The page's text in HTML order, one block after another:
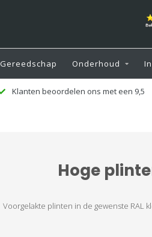
Gereedschap Onderhoud
Klanten beoordelen ons met een 9,5
Hoge
Voorgelakte plinten in de gewenste